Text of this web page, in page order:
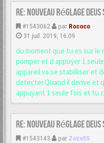
Re: Nouveau réglage
#1543062 par Rococo
31 juil. 2019, 16:09
du moment que tu es sur
pomper et d appuyer 1
appareil va se stabilliser et
detecter.Quand il derive et
appuyant 1 seule fois et tu
Re: Nouveau réglage
#1543143 par Zozo55